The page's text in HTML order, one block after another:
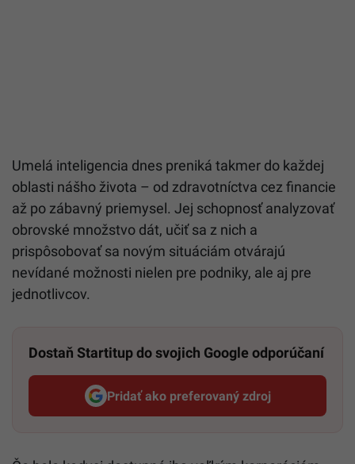
Umelá inteligencia dnes preniká takmer do každej
oblasti nášho života – od zdravotníctva cez financie
až po zábavný priemysel. Jej schopnosť analyzovať
obrovské množstvo dát, učiť sa z nich a
prispôsobovať sa novým situáciám otvárajú
nevídané možnosti nielen pre podniky, ale aj pre
jednotlivcov.
Dostaň Startitup do svojich Google odporúčaní
Pridať ako preferovaný zdroj
Startitup, odkaz sa otvorí v